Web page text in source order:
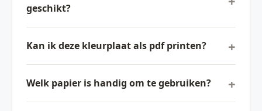
geschikt?
Kan ik deze kleurplaat als pdf printen?
Welk papier is handig om te gebruiken?